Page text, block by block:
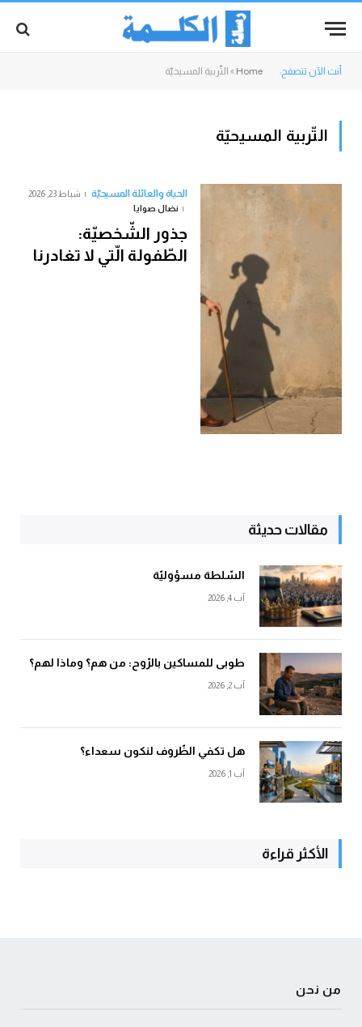
أنت الآن تتصفح: Home
» التّربية المسيحيّة
التّربية المسيحيّة
الحياة والعائلة المسيحيّة
شباط 23, 2026
نضال صوايا
جذور الشّخصيّة:
الطّفولة الّتي لا تغادرنا
مقالات حديثة
السّلطة مسؤوليّة
آب 4, 2026
طوبى للمساكين بالرّوح: من هم؟ وماذا لهم؟
آب 2, 2026
هل تكفي الظّروف لنكون سعداء؟
آب 1, 2026
الأكثر قراءة
من نحن